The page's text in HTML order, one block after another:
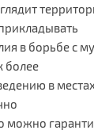
в борьбе с
более
в
можно